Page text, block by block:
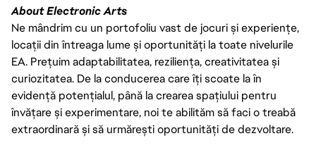
About Electronic Arts
Ne mândrim cu un portofoliu vast de jocuri și experiențe,
locații din întreaga lume și oportunități la toate nivelurile
EA. Prețuim adaptabilitatea, reziliența, creativitatea și
curiozitatea. De la conducerea care îți scoate la în
evidență potențialul, până la crearea spațiului pentru
învățare și experimentare, noi te abilităm să faci o treabă
extraordinară și să urmărești oportunități de dezvoltare.